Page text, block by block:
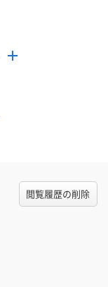
閲覧履歴の削除